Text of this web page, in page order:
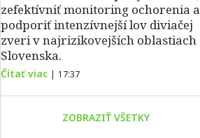
zefektívniť monitoring ochorenia a
podporiť intenzívnejší lov diviačej
zveri v najrizikovejších oblastiach
Slovenska.
Čítať viac | 17:37
ZOBRAZIŤ VŠETKY